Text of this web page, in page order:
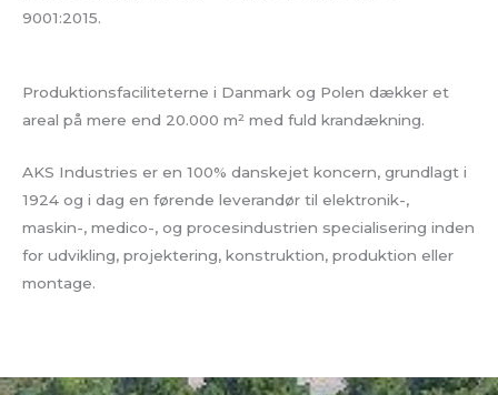
9001:2015.
Produktionsfaciliteterne i Danmark og Polen dækker et
areal på mere end 20.000 m² med fuld krandækning.
AKS Industries er en 100% danskejet koncern, grundlagt i
1924 og i dag en førende leverandør til elektronik-,
maskin-, medico-, og procesindustrien specialisering inden
for udvikling, projektering, konstruktion, produktion eller
montage.